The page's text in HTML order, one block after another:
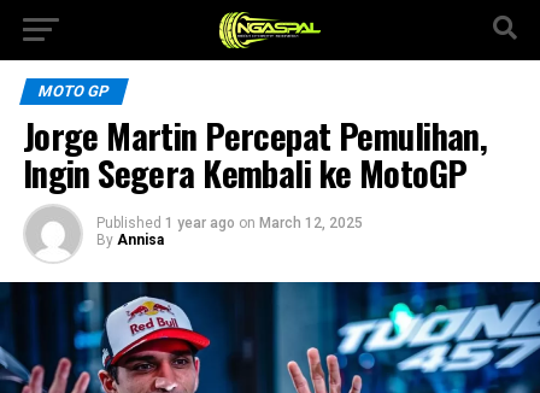
MOTO GP
Jorge Martin Percepat Pemulihan,
Ingin Segera Kembali ke MotoGP
Published 1 year ago on March 12, 2025
By Annisa